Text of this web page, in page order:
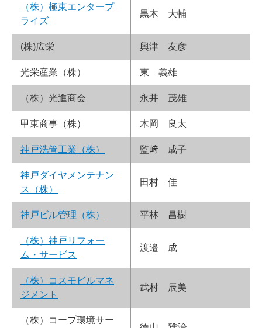
（株）極東エンタープ
ライズ
黒木 大輔
(株)広栄 興津 友彦
光栄産業（株） 東 義雄
（株）光進商会 永井 茂雄
甲東商事（株） 木岡 良太
神戸洗管工業（株） 監﨑 成子
神戸ダイヤメンテナン
ス（株）
田村 佳
神戸ビル管理（株） 平林 昌樹
（株）神戸リフォー
ム・サービス
渡邉 成
（株）コスモビルマネ
ジメント
武村 辰美
（株）コープ環境サー